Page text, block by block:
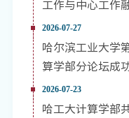
工作与中心工作
2026-07-27
哈尔滨工业大学
算学部分论坛成
2026-07-23
哈工大计算学部